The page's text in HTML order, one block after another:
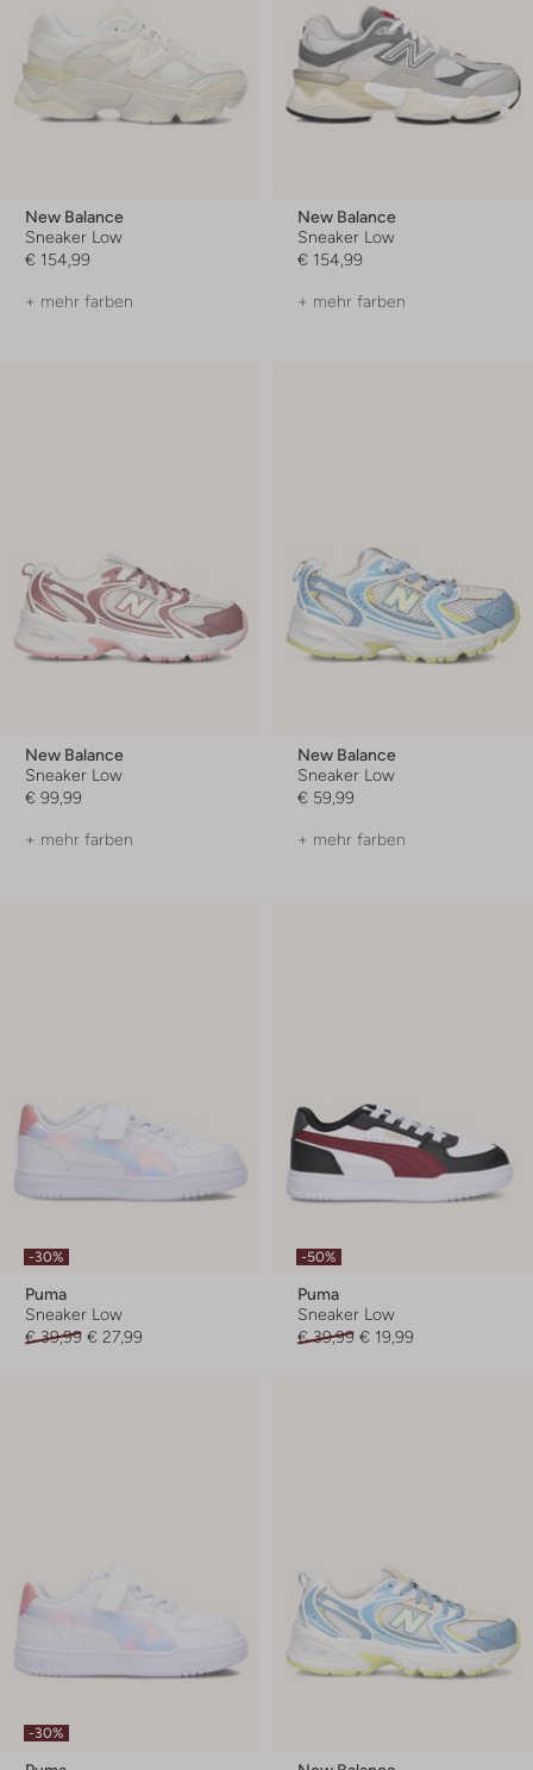
New Balance
Sneaker Low
€ 154,99
+ mehr farben
New Balance
Sneaker Low
€ 154,99
+ mehr farben
New Balance
Sneaker Low
€ 99,99
+ mehr farben
New Balance
Sneaker Low
€ 59,99
+ mehr farben
-30%
Puma
Sneaker Low
€ 39,99 € 27,99
-50%
Puma
Sneaker Low
€ 39,99 € 19,99
-30%